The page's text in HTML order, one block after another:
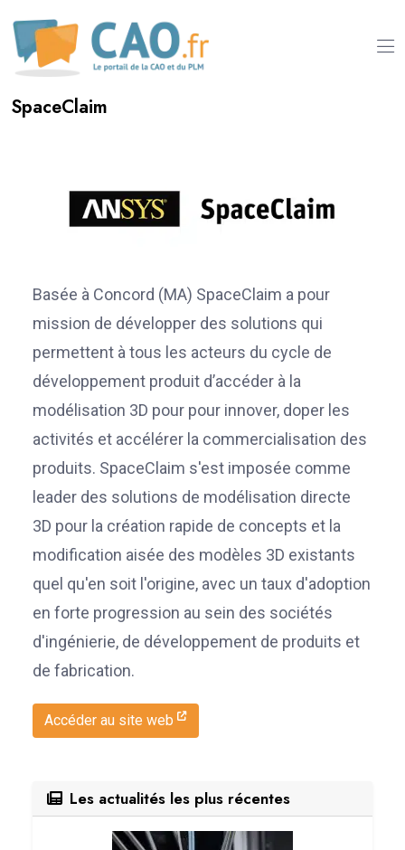
SpaceClaim
Basée à Concord (MA) SpaceClaim a pour
mission de développer des solutions qui
permettent à tous les acteurs du cycle de
développement produit d’accéder à la
modélisation 3D pour pour innover, doper les
activités et accélérer la commercialisation des
produits. SpaceClaim s'est imposée comme
leader des solutions de modélisation directe
3D pour la création rapide de concepts et la
modification aisée des modèles 3D existants
quel qu'en soit l'origine, avec un taux d'adoption
en forte progression au sein des sociétés
d'ingénierie, de développement de produits et
de fabrication.
Accéder au site web
Les actualités les plus récentes